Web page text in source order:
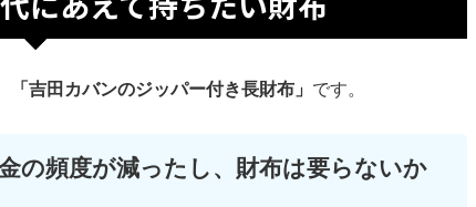
「吉田カバンのジッパー付き長財布」 です。
の頻度が減ったし、財布は要らないか